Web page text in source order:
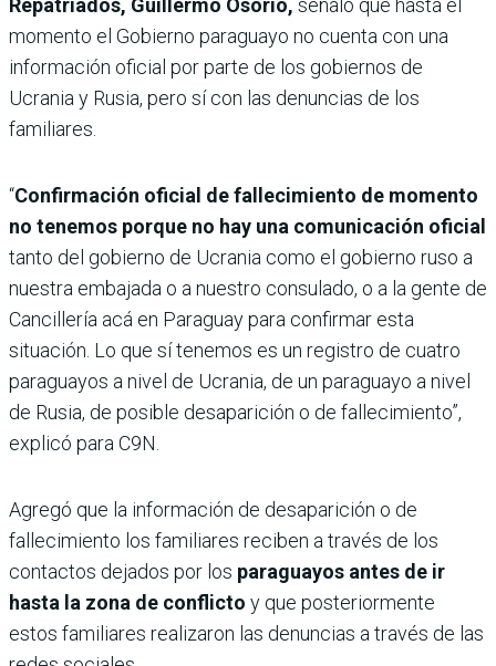
Repatriados, Guillermo Osorio, señaló que hasta el
momento el Gobierno paraguayo no cuenta con una
información oficial por parte de los gobiernos de
Ucrania y Rusia, pero sí con las denuncias de los
familiares.
“Confirmación oficial de fallecimiento de momento
no tenemos porque no hay una comunicación oficial
tanto del gobierno de Ucrania como el gobierno ruso a
nuestra embajada o a nuestro consulado, o a la gente de
Cancillería acá en Paraguay para confirmar esta
situación. Lo que sí tenemos es un registro de cuatro
paraguayos a nivel de Ucrania, de un paraguayo a nivel
de Rusia, de posible desaparición o de fallecimiento”,
explicó para C9N.
Agregó que la información de desaparición o de
fallecimiento los familiares reciben a través de los
contactos dejados por los paraguayos antes de ir
hasta la zona de conflicto y que posteriormente
estos familiares realizaron las denuncias a través de las